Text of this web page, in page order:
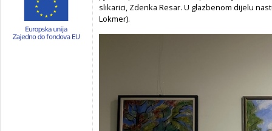
slikarici, Zdenka Resar. U glazbenom dijelu
Lokmer).